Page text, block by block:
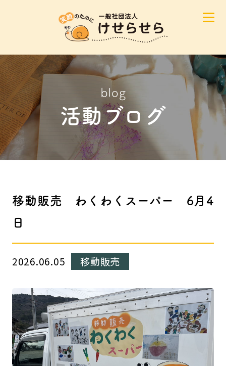
blog
活動ブログ
移動販売 わくわくスーパー 6月4
日
2026.06.05 移動販売